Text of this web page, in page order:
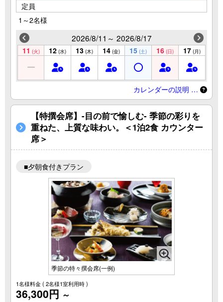
定員
1～2名様
2026/8/11～ 2026/8/17
11 (火) 12 (水) 13 (木) 14 (金) 15 (土) 16 (日) 17 (月)
カレンダーの説明 …
【特撰会席】-目の前で愉しむ- 季節の彩りを
重ねた、上質な味わい。＜1泊2食 カウンター
席＞
■夕朝食付きプラン
季節の特々撰会席(一例)
1名様料金( 2名様1室利用時 )
36,300円 ～